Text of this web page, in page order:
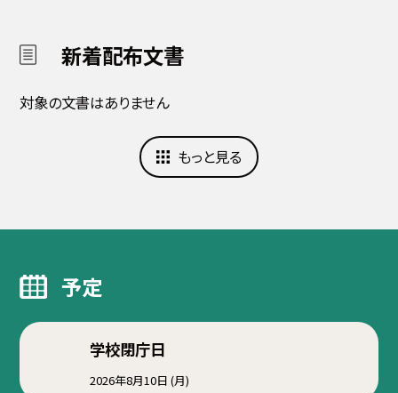
新着配布文書
対象の文書はありません
もっと見る
予定
学校閉庁日
2026年8月10日 (月)